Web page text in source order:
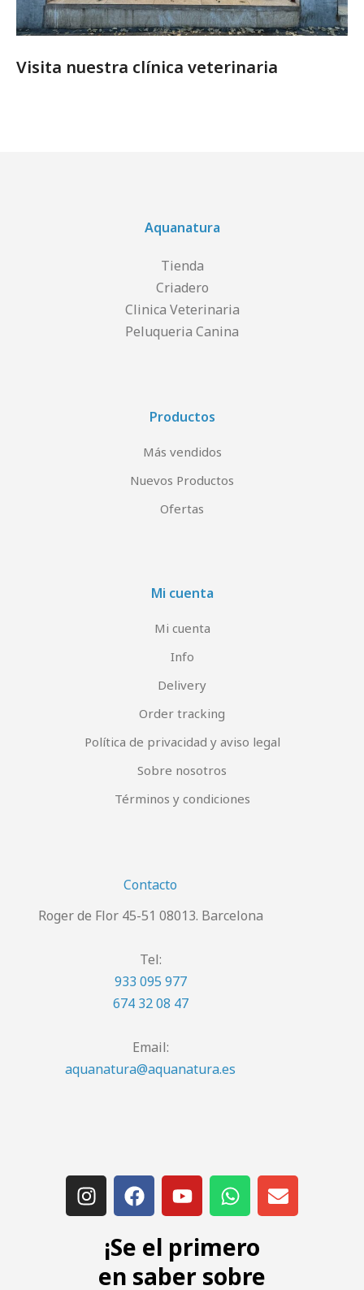
Visita nuestra clínica veterinaria
Aquanatura
Tienda
Criadero
Clinica Veterinaria
Peluqueria Canina
Productos
Más vendidos
Nuevos Productos
Ofertas
Mi cuenta
Mi cuenta
Info
Delivery
Order tracking
Política de privacidad y aviso legal
Sobre nosotros
Términos y condiciones
Contacto
Roger de Flor 45-51 08013. Barcelona
Tel:
933 095 977
674 32 08 47
Email:
aquanatura@aquanatura.es
¡Se el primero
en saber sobre